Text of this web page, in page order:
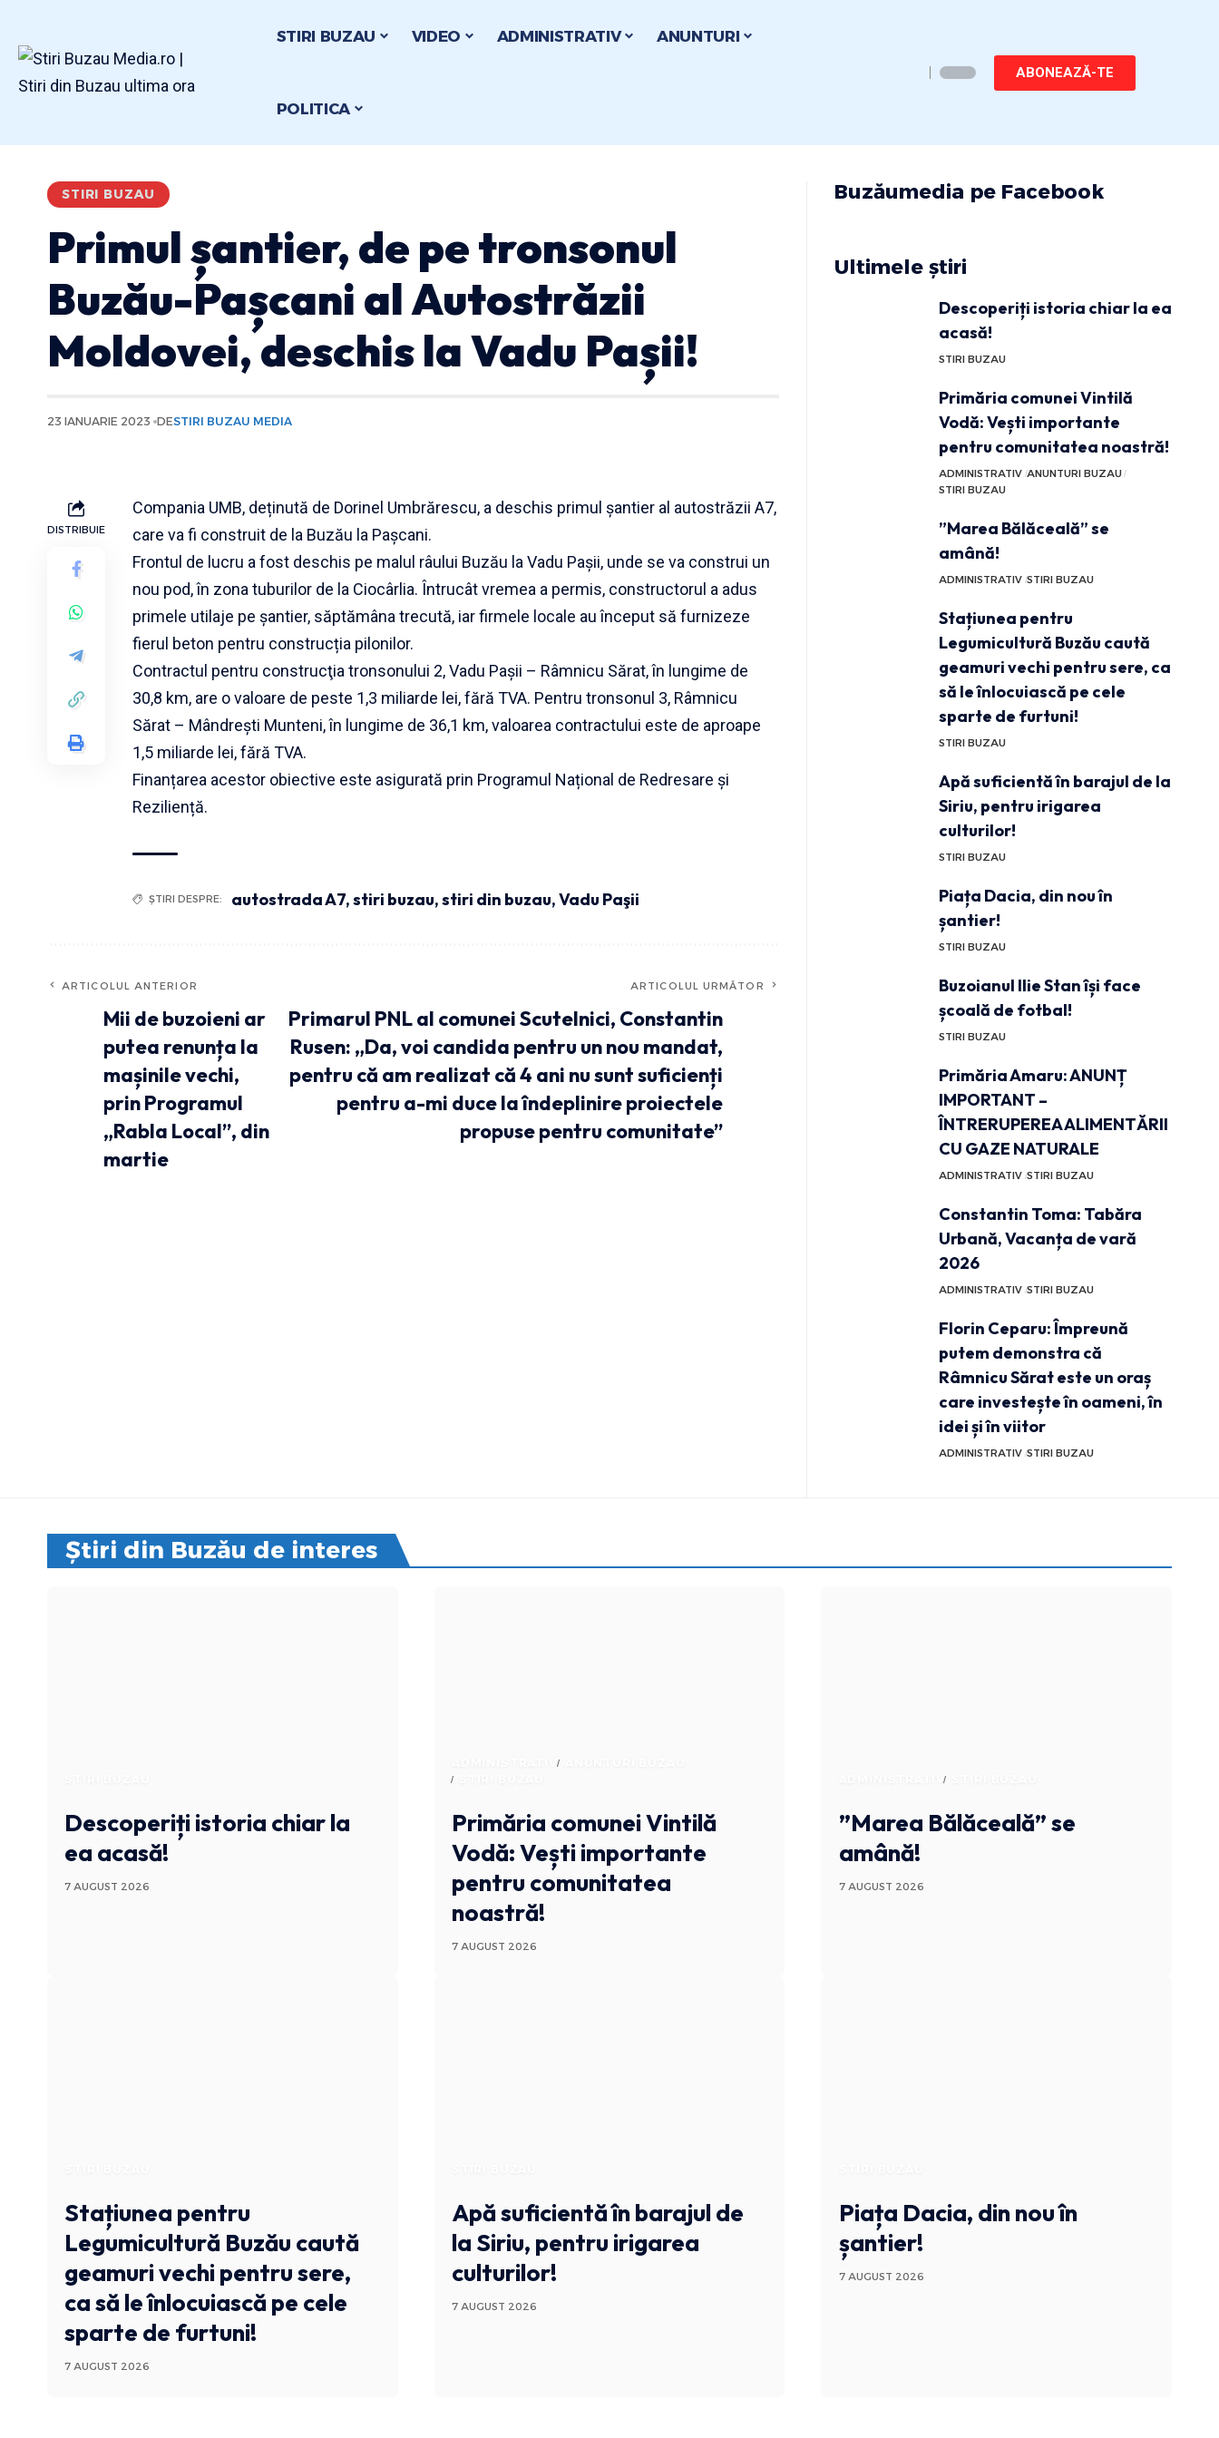
STIRI BUZAU VIDEO ADMINISTRATIV ANUNTURI
POLITICA
ABONEAZĂ-TE
STIRI BUZAU
Primul șantier, de pe tronsonul
Buzău-Pașcani al Autostrăzii
Moldovei, deschis la Vadu Pașii!
23 IANUARIE 2023 DESTIRI BUZAU MEDIA
DISTRIBUIE
Compania UMB, deținută de Dorinel Umbrărescu, a deschis primul șantier al autostrăzii A7,
care va fi construit de la Buzău la Pașcani.
Frontul de lucru a fost deschis pe malul râului Buzău la Vadu Pașii, unde se va construi un
nou pod, în zona tuburilor de la Ciocârlia. Întrucât vremea a permis, constructorul a adus
primele utilaje pe șantier, săptămâna trecută, iar firmele locale au început să furnizeze
fierul beton pentru construcția pilonilor.
Contractul pentru construcţia tronsonului 2, Vadu Pașii – Râmnicu Sărat, în lungime de
30,8 km, are o valoare de peste 1,3 miliarde lei, fără TVA. Pentru tronsonul 3, Râmnicu
Sărat – Mândrești Munteni, în lungime de 36,1 km, valoarea contractului este de aproape
1,5 miliarde lei, fără TVA.
Finanțarea acestor obiective este asigurată prin Programul Național de Redresare și
Reziliență.
ȘTIRI DESPRE: autostrada A7,stiri buzau,stiri din buzau,Vadu Paşii
ARTICOLUL ANTERIOR
Mii de buzoieni ar
putea renunța la
mașinile vechi,
prin Programul
„Rabla Local”, din
martie
ARTICOLUL URMĂTOR
Primarul PNL al comunei Scutelnici, Constantin
Rusen: „Da, voi candida pentru un nou mandat,
pentru că am realizat că 4 ani nu sunt suficienți
pentru a-mi duce la îndeplinire proiectele
propuse pentru comunitate”
Buzăumedia pe Facebook
Ultimele știri
Descoperiți istoria chiar la ea
acasă!
STIRI BUZAU
Primăria comunei Vintilă
Vodă: Vești importante
pentru comunitatea noastră!
ADMINISTRATIV ANUNTURI BUZAU
STIRI BUZAU
”Marea Bălăceală” se
amână!
ADMINISTRATIV STIRI BUZAU
Stațiunea pentru
Legumicultură Buzău caută
geamuri vechi pentru sere, ca
să le înlocuiască pe cele
sparte de furtuni!
STIRI BUZAU
Apă suficientă în barajul de la
Siriu, pentru irigarea
culturilor!
STIRI BUZAU
Piața Dacia, din nou în
șantier!
STIRI BUZAU
Buzoianul Ilie Stan își face
școală de fotbal!
STIRI BUZAU
Primăria Amaru: ANUNȚ
IMPORTANT –
ÎNTRERUPEREA ALIMENTĂRII
CU GAZE NATURALE
ADMINISTRATIV STIRI BUZAU
Constantin Toma: Tabăra
Urbană, Vacanța de vară
2026
ADMINISTRATIV STIRI BUZAU
Florin Ceparu: Împreună
putem demonstra că
Râmnicu Sărat este un oraș
care investește în oameni, în
idei și în viitor
ADMINISTRATIV STIRI BUZAU
Știri din Buzău de interes
Descoperiți istoria chiar la
ea acasă!
7 AUGUST 2026
ADMINISTRATIV
Primăria comunei Vintilă
Vodă: Vești importante
pentru comunitatea
noastră!
7 AUGUST 2026
ADMINISTRATIV
”Marea Bălăceală” se
amână!
7 AUGUST 2026
Stațiunea pentru
Legumicultură Buzău caută
geamuri vechi pentru sere,
ca să le înlocuiască pe cele
sparte de furtuni!
7 AUGUST 2026
Apă suficientă în barajul de
la Siriu, pentru irigarea
culturilor!
7 AUGUST 2026
Piața Dacia, din nou în
șantier!
7 AUGUST 2026